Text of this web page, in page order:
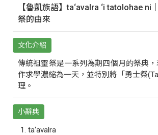
【魯凱族語】ta‘avalra ‘i tatolohae ni
祭的由來
文化介紹
傳統祖靈祭是一系列為期四個月的祭典
作求學濃縮為一天，並特別將「勇士祭
理。
小辭典
ta‘avalra